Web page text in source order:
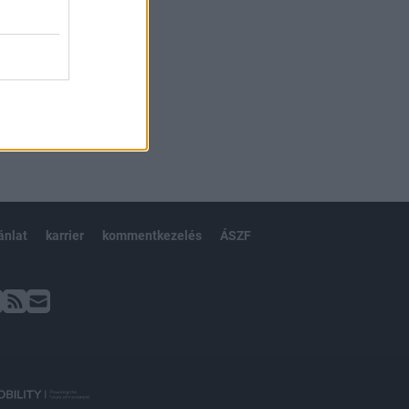
karrier kommentkezelés ÁSZF